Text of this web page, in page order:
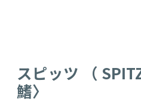
スピッツ （
鰭〉